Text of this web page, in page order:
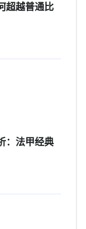
超越普通比
：法甲经典